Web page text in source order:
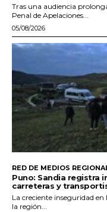
Tras una audiencia
Penal de Apelaciones...
05/08/2026
RED DE MEDIOS
Puno: Sandia registra
carreteras y
La creciente inseguridad en
la región...